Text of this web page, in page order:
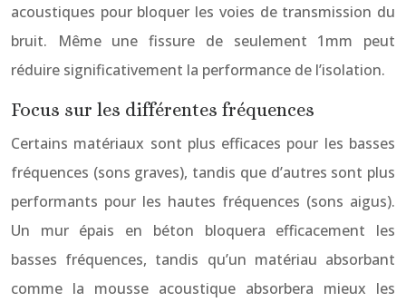
acoustiques pour bloquer les voies de transmission du
bruit. Même une fissure de seulement 1mm peut
réduire significativement la performance de l’isolation.
Focus sur les différentes fréquences
Certains matériaux sont plus efficaces pour les basses
fréquences (sons graves), tandis que d’autres sont plus
performants pour les hautes fréquences (sons aigus).
Un mur épais en béton bloquera efficacement les
basses fréquences, tandis qu’un matériau absorbant
comme la mousse acoustique absorbera mieux les